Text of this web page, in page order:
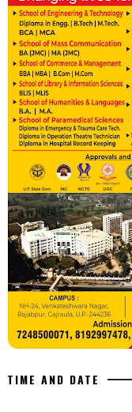
TIME AND DATE